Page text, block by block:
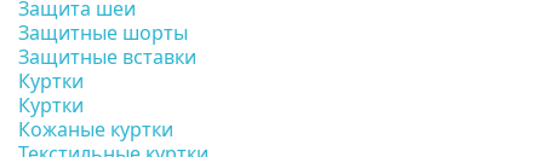
Защита шеи
Защитные шорты
Защитные вставки
Куртки
Куртки
Кожаные куртки